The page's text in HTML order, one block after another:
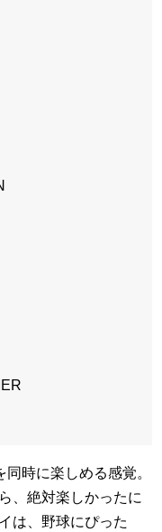
時に楽しめる感覚。
、絶対楽しかったに
は、野球にぴった